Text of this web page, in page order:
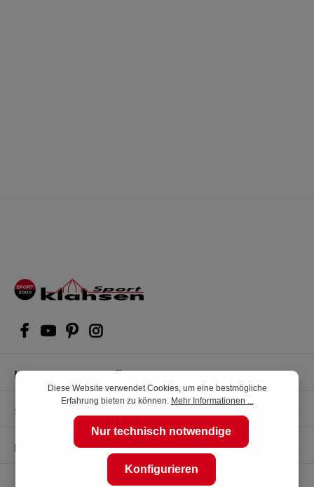
Kompetente Kaufberatung
Shop Service
Informationen
Diese Website verwendet Cookies, um eine bestmögliche
Erfahrung bieten zu können. Mehr Informationen ...
Nur technisch notwendige
Konfigurieren